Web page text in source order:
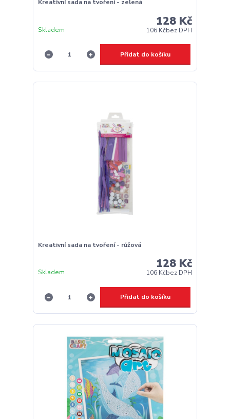
Kreativní sada na tvoření - zelená
128 Kč
106 Kčbez DPH
Skladem
Přidat do košíku
Kreativní sada na tvoření - růžová
128 Kč
106 Kčbez DPH
Skladem
Přidat do košíku